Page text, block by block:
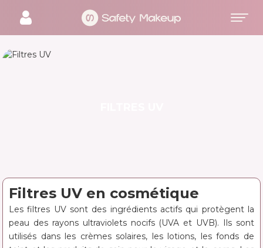
Filtres UV en cosmétique
Les filtres UV sont des ingrédients actifs qui protègent la
peau des rayons ultraviolets nocifs (UVA et UVB). Ils sont
utilisés dans les crèmes solaires, les lotions, les fonds de